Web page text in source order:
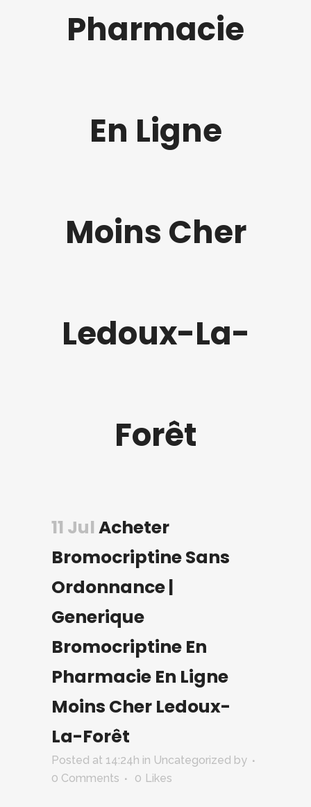
Pharmacie
En Ligne
Moins Cher
Ledoux-La-
Forêt
11 Jul Acheter
Bromocriptine Sans
Ordonnance |
Generique
Bromocriptine En
Pharmacie En Ligne
Moins Cher Ledoux-
La-Forêt
Posted at 14:24h in Uncategorized by
0 Comments
0 Likes